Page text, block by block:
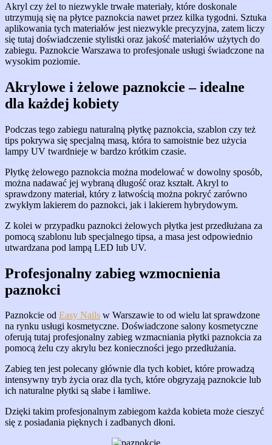
Akryl czy żel to niezwykle trwałe materiały, które doskonale
utrzymują się na płytce paznokcia nawet przez kilka tygodni. Sztuka
aplikowania tych materiałów jest niezwykle precyzyjna, zatem liczy
się tutaj doświadczenie stylistki oraz jakość materiałów użytych do
zabiegu. Paznokcie Warszawa to profesjonale usługi świadczone na
wysokim poziomie.
Akrylowe i żelowe paznokcie – idealne
dla każdej kobiety
Podczas tego zabiegu naturalną płytkę paznokcia, szablon czy też
tips pokrywa się specjalną masą, która to samoistnie bez użycia
lampy UV twardnieje w bardzo krótkim czasie.
Płytkę żelowego paznokcia można modelować w dowolny sposób,
można nadawać jej wybraną długość oraz kształt. Akryl to
sprawdzony materiał, który z łatwością można pokryć zarówno
zwykłym lakierem do paznokci, jak i lakierem hybrydowym.
Z kolei w przypadku paznokci żelowych płytka jest przedłużana za
pomocą szablonu lub specjalnego tipsa, a masa jest odpowiednio
utwardzana pod lampą LED lub UV.
Profesjonalny zabieg wzmocnienia
paznokci
Paznokcie od Easy Nails w Warszawie to od wielu lat sprawdzone
na rynku usługi kosmetyczne. Doświadczone salony kosmetyczne
oferują tutaj profesjonalny zabieg wzmacniania płytki paznokcia za
pomocą żelu czy akrylu bez konieczności jego przedłużania.
Zabieg ten jest polecany głównie dla tych kobiet, które prowadzą
intensywny tryb życia oraz dla tych, które obgryzają paznokcie lub
ich naturalne płytki są słabe i łamliwe.
Dzięki takim profesjonalnym zabiegom każda kobieta może cieszyć
się z posiadania pięknych i zadbanych dłoni.